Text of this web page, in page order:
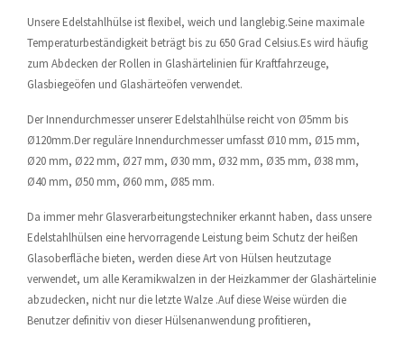
Unsere Edelstahlhülse ist flexibel, weich und langlebig.Seine maximale
Temperaturbeständigkeit beträgt bis zu 650 Grad Celsius.Es wird häufig
zum Abdecken der Rollen in Glashärtelinien für Kraftfahrzeuge,
Glasbiegeöfen und Glashärteöfen verwendet.
Der Innendurchmesser unserer Edelstahlhülse reicht von Ø5mm bis
Ø120mm.Der reguläre Innendurchmesser umfasst Ø10 mm, Ø15 mm,
Ø20 mm, Ø22 mm, Ø27 mm, Ø30 mm, Ø32 mm, Ø35 mm, Ø38 mm,
Ø40 mm, Ø50 mm, Ø60 mm, Ø85 mm.
Da immer mehr Glasverarbeitungstechniker erkannt haben, dass unsere
Edelstahlhülsen eine hervorragende Leistung beim Schutz der heißen
Glasoberfläche bieten, werden diese Art von Hülsen heutzutage
verwendet, um alle Keramikwalzen in der Heizkammer der Glashärtelinie
abzudecken, nicht nur die letzte Walze .Auf diese Weise würden die
Benutzer definitiv von dieser Hülsenanwendung profitieren,